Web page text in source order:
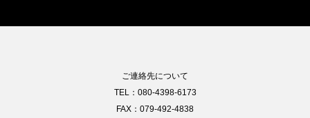
ご連絡先について
TEL：080-4398-6173
FAX：079-492-4838